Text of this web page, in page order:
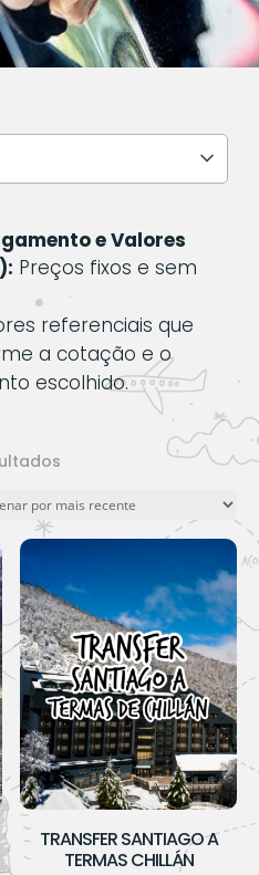
e Valores
Preços fixos e sem
referenciais que
a cotação e o
escolhido.
mais
recente
TRANSFER SANTIAGO A
TERMAS CHILLÁN